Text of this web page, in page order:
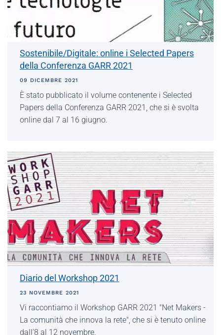
Sostenibile/Digitale: online i Selected Papers
della Conferenza GARR 2021
09 DICEMBRE 2021
È stato pubblicato il volume contenente i Selected
Papers della Conferenza GARR 2021, che si è svolta
online dal 7 al 16 giugno.
Diario del Workshop 2021
23 NOVEMBRE 2021
Vi raccontiamo il Workshop GARR 2021 "Net Makers -
La comunità che innova la rete", che si è tenuto online
dall’8 al 12 novembre.